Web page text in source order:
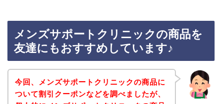
メンズサポートクリニックの商品を
友達にもおすすめしています♪
今回、メンズサポートクリニックの商品に
ついて割引クーポンなどを調べましたが、